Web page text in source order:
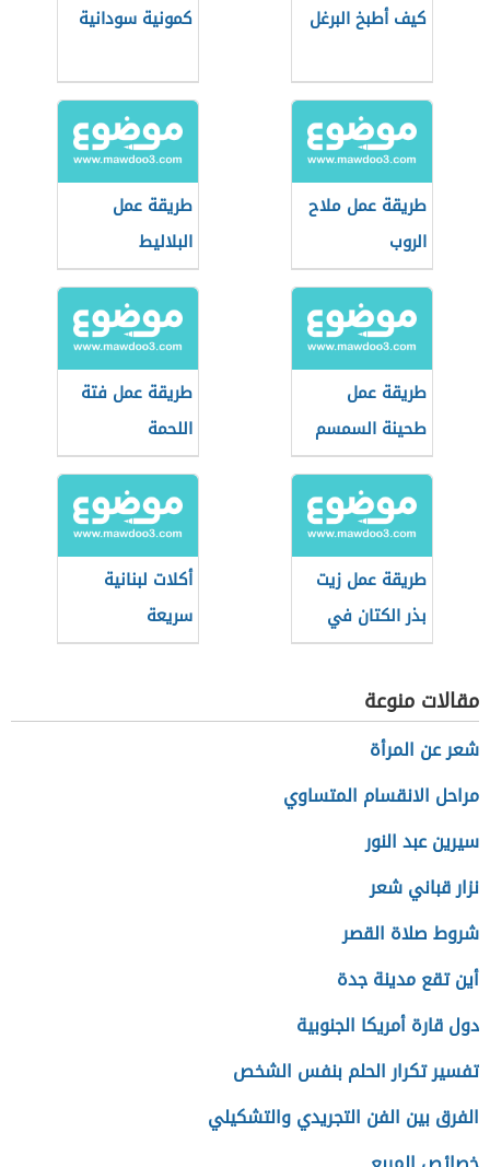
كيف أطبخ البرغل كمونية سودانية
طريقة عمل ملاح
الروب
طريقة عمل
البلاليط
طريقة عمل
طحينة السمسم
طريقة عمل فتة
اللحمة
طريقة عمل زيت
بذر الكتان في
المنزل
أكلات لبنانية
سريعة
مقالات منوعة
شعر عن المرأة
مراحل الانقسام المتساوي
سيرين عبد النور
نزار قباني شعر
شروط صلاة القصر
أين تقع مدينة جدة
دول قارة أمريكا الجنوبية
تفسير تكرار الحلم بنفس الشخص
الفرق بين الفن التجريدي والتشكيلي